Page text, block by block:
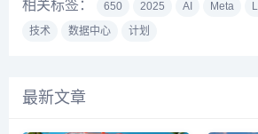
相关标签： 650 2025 AI Meta
技术
数据中心 计划
最新文章